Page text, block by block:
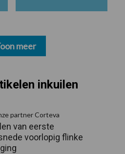
meer
inkuilen
partner Corteva
van eerste
voorlopig flinke